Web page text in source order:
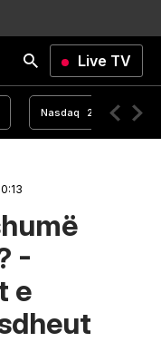
Live TV
Nasdaq 26690,62
-
e